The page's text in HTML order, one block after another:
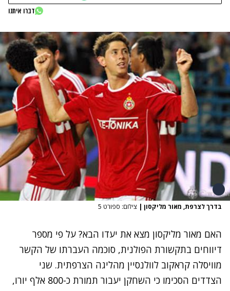
דברו איתנו
בדרך לצרפת, מאור מליקסון | צילום: ספורט 5
האם מאור מליקסון מצא את יעדו הבא? על פי מספר
דיווחים בתקשורת הפולנית, סוכמה העברתו של הקשר
מוויסלה קראקוב לוולנסיין מהליגה הצרפתית. שני
הצדדים הסכימו כי השחקן יעבור תמורת כ-800 אלף יורו,